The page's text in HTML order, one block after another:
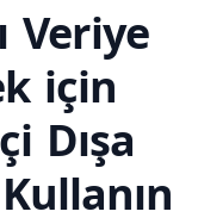
Veriye
için
Dışa